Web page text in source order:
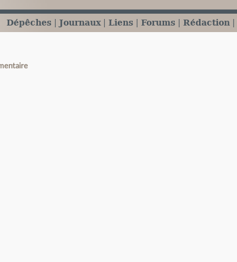
Dépêches Journaux Liens Forums Rédaction